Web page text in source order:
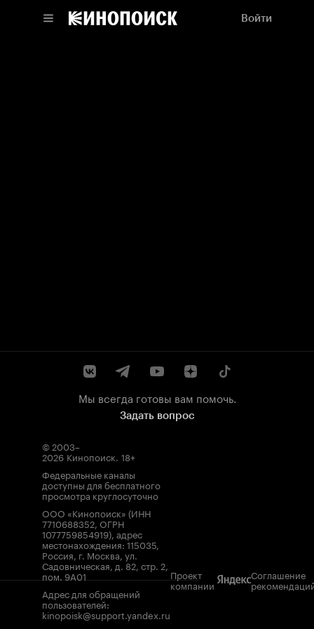
Войти
Мы всегда готовы вам помочь.
Задать вопрос
© 2003–
2026 Кинопоиск. 18+
Федеральные каналы
доступны для бесплатного
просмотра круглосуточно
ООО «Кинопоиск» (ИНН
7710688352, ОГРН
1077759854919), адрес
местонахождения: 115035,
Россия, г. Москва, ул.
Садовническая, д. 82, стр. 2,
пом. 9А01
Адрес для обращений
пользователей:
kinopoisk@support.yandex.ru
Проект
компании
Соглашение